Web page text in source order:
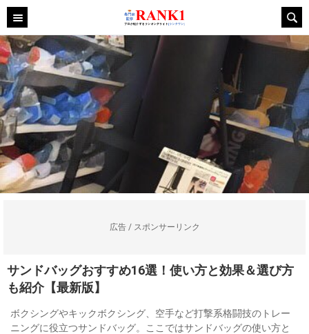
広告 / スポンサーリンク
サンドバッグおすすめ16選！使い方と効果＆選び方
も紹介【最新版】
ボクシングやキックボクシング、空手など打撃系格闘技のトレー
ニングに役立つサンドバッグ。ここではサンドバッグの使い方と